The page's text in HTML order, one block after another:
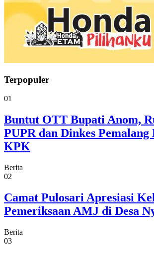
Terpopuler
01
Buntut OTT Bupati Anom,
PUPR dan Dinkes Pemalang
KPK
Berita
02
Camat Pulosari Apresiasi
Pemeriksaan AMJ di Desa
Berita
03